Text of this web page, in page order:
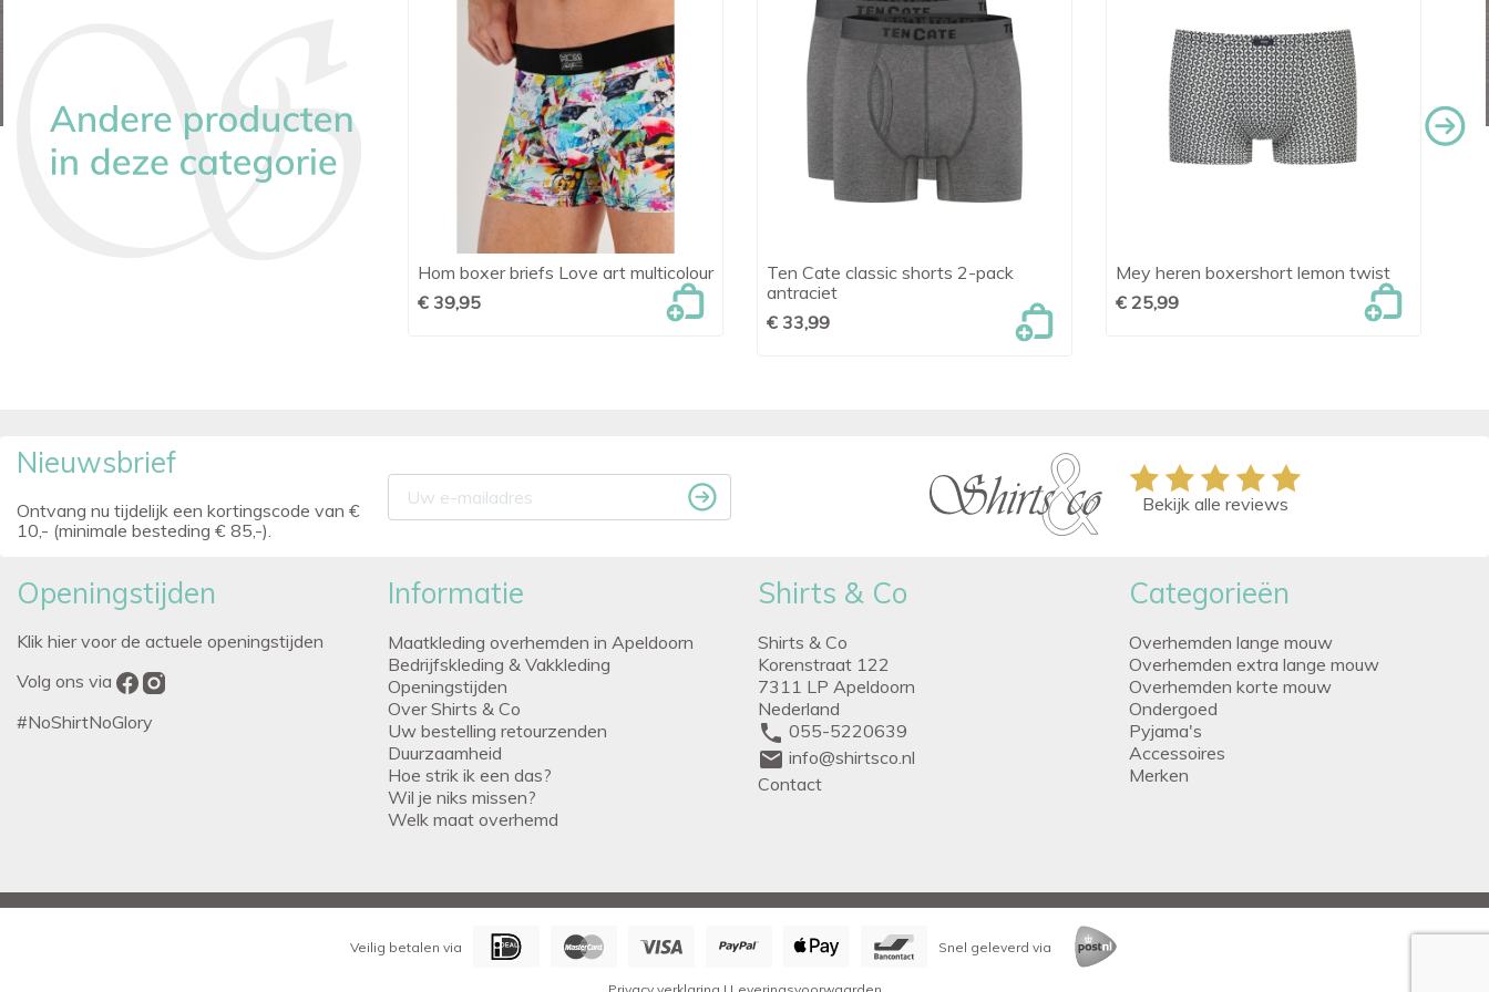
 Snel bekijken
Hom boxer briefs Love art multicolour
€ 39,95
 Snel bekijken
Ten Cate classic shorts 2-pack
antraciet
€ 33,99
 Snel bekijken
Mey heren boxershort lemon twist
€ 25,99
Nieuwsbrief
Ontvang nu tijdelijk een kortingscode van €
10,- (minimale besteding € 85,-).
Bekijk alle reviews
Openingstijden
Klik hier voor de actuele openingstijden
Volg ons via
#NoShirtNoGlory
Informatie
Maatkleding overhemden in Apeldoorn
Bedrijfskleding & Vakkleding
Openingstijden
Over Shirts & Co
Uw bestelling retourzenden
Duurzaamheid
Hoe strik ik een das?
Wil je niks missen?
Welk maat overhemd
Shirts & Co
Shirts & Co
Korenstraat 122
7311 LP Apeldoorn
Nederland
phone 055-5220639
mail info@shirtsco.nl
Contact
Categorieën
Overhemden lange mouw
Overhemden extra lange mouw
Overhemden korte mouw
Ondergoed
Pyjama's
Accessoires
Merken
Veilig betalen via Snel geleverd via